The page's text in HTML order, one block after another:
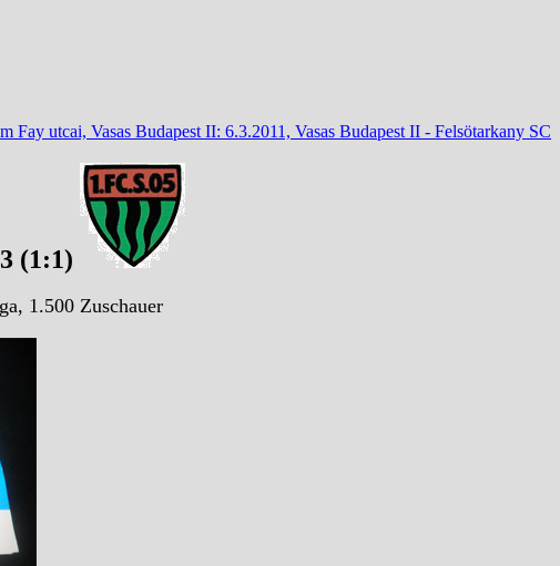
Fay utcai, Vasas Budapest II: 6.3.2011, Vasas Budapest II - Felsötarkany SC
(1:1)
1.500 Zuschauer